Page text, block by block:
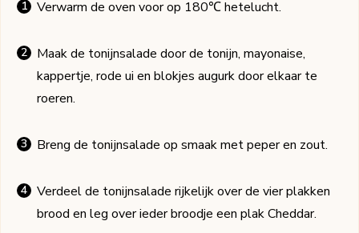
Verwarm de oven voor op 180℃ hetelucht.
Maak de tonijnsalade door de tonijn, mayonaise,
kappertje, rode ui en blokjes augurk door elkaar te
roeren.
Breng de tonijnsalade op smaak met peper en zout.
Verdeel de tonijnsalade rijkelijk over de vier plakken
brood en leg over ieder broodje een plak Cheddar.